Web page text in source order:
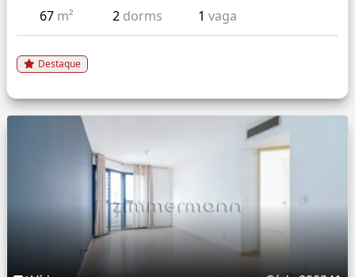
67 m² 2 dorms 1vaga
Destaque